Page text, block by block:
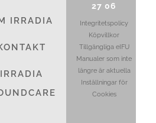
IRRADIA
IRRADIA
27 06
Integritetspolicy
Köpvillkor
Tillgängliga eIFU
Manualer som inte
längre är aktuella
Inställningar för
Cookies